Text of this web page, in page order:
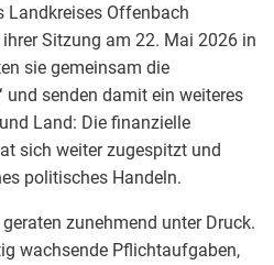
Landkreises Offenbach
Sitzung am 22. Mai 2026 in
sie gemeinsam die
und senden damit ein weiteres
Land: Die finanzielle
sich weiter zugespitzt und
politisches Handeln.
zunehmend unter Druck.
wachsende Pflichtaufgaben,